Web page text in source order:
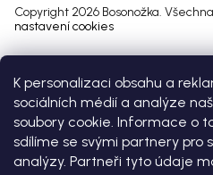
K personalizaci obsahu a
sociálních médií a analýze
soubory cookie. Informace o
sdílíme se svými partnery pro
analýzy. Partneři tyto údaje
Copyright 2026 Bosonožka.
nastavení cookies